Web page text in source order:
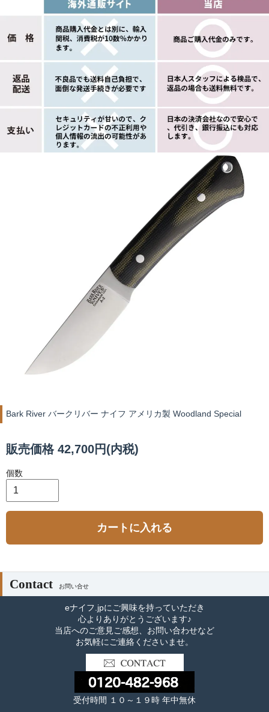
Bark River バークリバー ナイフ アメリカ製 Woodland Special
販売価格 42,700円(内税)
個数
カートに入れる
Contact お問い合せ
eナイフ.jpにご興味を持っていただき
心よりありがとうございます♪
当店へのご意見ご感想、お問い合わせなど
お気軽にご連絡くださいませ。
受付時間 １０～１９時 年中無休